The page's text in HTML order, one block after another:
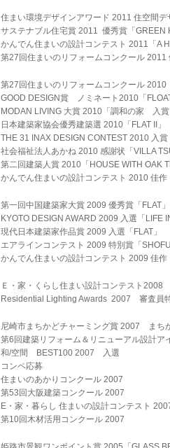
住まい環境デザインアワード 2011 住空間デ
サステナブル住宅賞 2011 優秀賞「GREEN
かんでん住まいの設計コンテスト 2011「A
第27回住まいのリフォームコンクール 2011
第27回住まいのリフォームコンクール
GOOD DESIGN賞 ノミネート2010「
MODAN LIVING 大賞 2010「調和の家 入賞
日本建築家協会優秀建築選 2010「FLAT II」
THE 31 INAX DESIGN CONTEST 2010 入
社会福祉法人あかね 2010 感謝状「VILLA
第二回建築人賞 2010「HOUSE WITH OAK
かんでん住まいの設計コンテスト 2010 佳作
第一回中国建築家大賞 2009 優秀賞「FLAT」
KYOTO DESIGN AWARD 2009 入選「LIFE
現代日本建築家作品賞 2009 入選「FLAT」
エアラインコンテスト 2009 特別賞「
かんでん住まいの設計コンテスト 2009 佳作
Ｅ・家・くらし住まい設計コンテスト2008
Residential Lighting Awards 2007 審査員特
尼崎市まちかどチャーミング賞 2007 まち
第6回建築リフォーム＆リニューアル設計
和/空間 BEST100 2007 入選
コンペ応募
住まいのあかりコンクール 2007
第53回大阪建築コンクール 2007
E・家・暮らし 住まいの設計コンテスト
第10回木材活用コンクール 2007